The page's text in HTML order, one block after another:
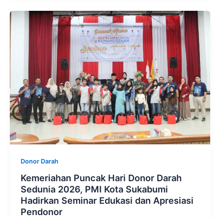
Donor Darah
Kemeriahan Puncak Hari Donor Darah
Sedunia 2026, PMI Kota Sukabumi
Hadirkan Seminar Edukasi dan Apresiasi
Pendonor